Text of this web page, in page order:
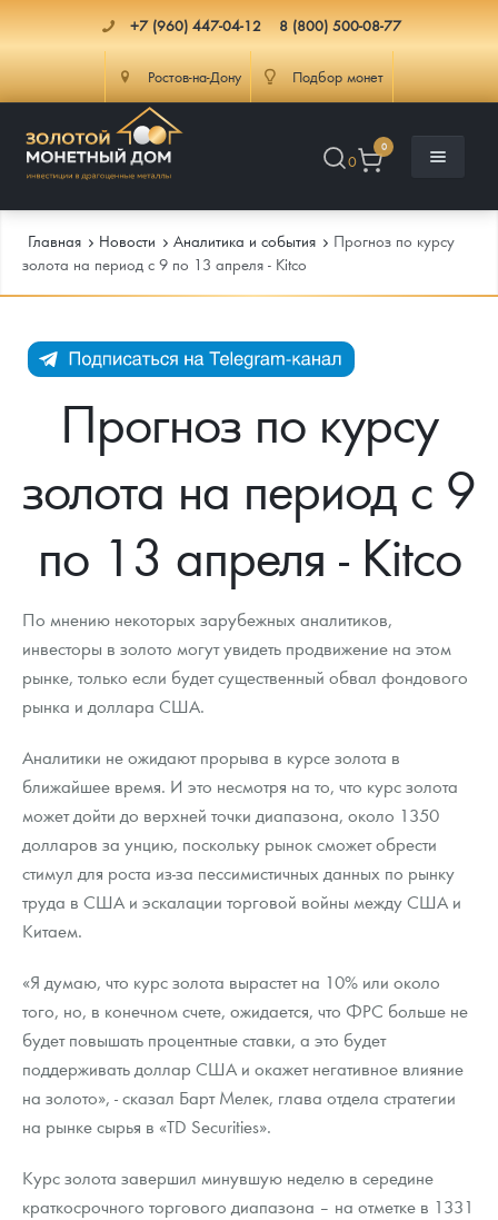
+7 (960) 447-04-12 8 (800) 500-08-77
Ростов-на-Дону Подбор монет
0
0
Каталог Монет
Инвестиционные монеты
Монеты Царской России
Монеты стран мира после 1950г
Георгий Победоносец
Золотой червонец Сеятель
Золотые слитки
Аксессуары
Гарри Поттер
Год Лошади
Флот: ледоколы и корабли
Жетоны "Необыкновенные обитатели глубин"
Русская нумизматика
Золотая карманная галерея
Наборы подарочных и коллекционных монет
Книги по нумизматике
Инфо
Как сделать заказ
Гарантии
Выкуп монет
Выкуп серебряных монет
Вопрос - ответ
Памятка для работы с монетами из драгметаллов
Условия возврата
Монеты
Политика конфиденциальности
Политика использования Cookies
Информация
Распродажа монет и жетонов
Аналитика и события
Итоги 2025 года. Прогноз курсов золота, серебра, платины на
2026 год
Cтатьи
Георгий Победоносец - динамика цен
Котировки
Курс золота и серебра
Лом выкуп
Скупка слитков
Контакты
Наши преимущества
Письмо директору
Пресс-служба
Главная Новости Аналитика и события
Прогноз по курсу
золота на период с 9 по 13 апреля - Kitco
Прогноз по курсу
золота на период с 9
по 13 апреля - Kitco
По мнению некоторых зарубежных аналитиков,
инвесторы в золото могут увидеть продвижение на этом
рынке, только если будет существенный обвал фондового
рынка и доллара США.
Аналитики не ожидают прорыва в курсе золота в
ближайшее время. И это несмотря на то, что курс золота
может дойти до верхней точки диапазона, около 1350
долларов за унцию, поскольку рынок сможет обрести
стимул для роста из-за пессимистичных данных по рынку
труда в США и эскалации торговой войны между США и
Китаем.
«Я думаю, что курс золота вырастет на 10% или около
того, но, в конечном счете, ожидается, что ФРС больше не
будет повышать процентные ставки, а это будет
поддерживать доллар США и окажет негативное влияние
на золото», - сказал Барт Мелек, глава отдела стратегии
на рынке сырья в «TD Securities».
Курс золота завершил минувшую неделю в середине
краткосрочного торгового диапазона – на отметке в 1331